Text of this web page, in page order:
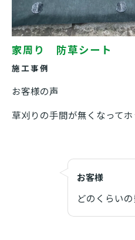
家周り 防草シート
施工事例
お客様の声
草刈りの手間が無くなってホ
お客様
どのくらい